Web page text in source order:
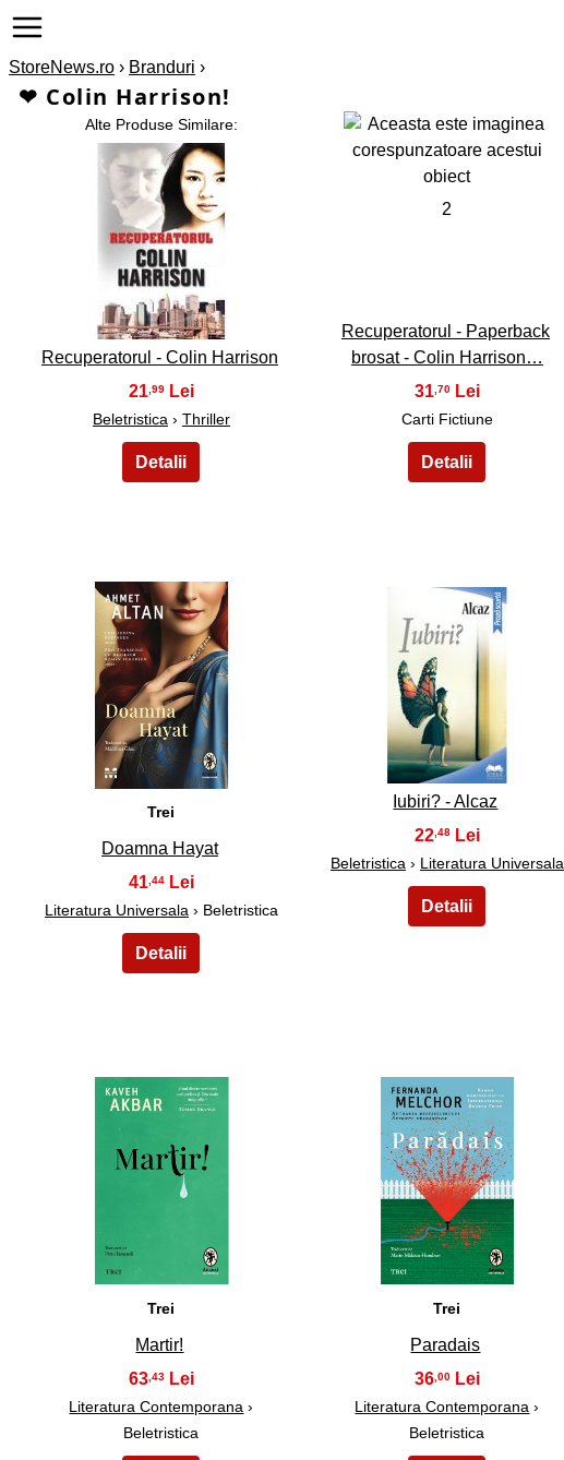
StoreNews.ro › Branduri ›
❤ Colin Harrison!
Alte Produse Similare:
1
Recuperatorul - Colin Harrison
21 ,99
Beletristica › Thriller
2
Recuperatorul - Paperback
brosat - Colin Harrison…
31 ,70
Carti Fictiune
6
Trei
Doamna Hayat
41 ,44
Literatura Universala › Beletristica
Iubiri? - Alcaz
22,48
Beletristica › Literatura Universala
11
Trei
Martir!
63 ,43
Literatura Contemporana ›
Beletristica
12
Trei
Paradais
36,00
Literatura Contemporana ›
Beletristica